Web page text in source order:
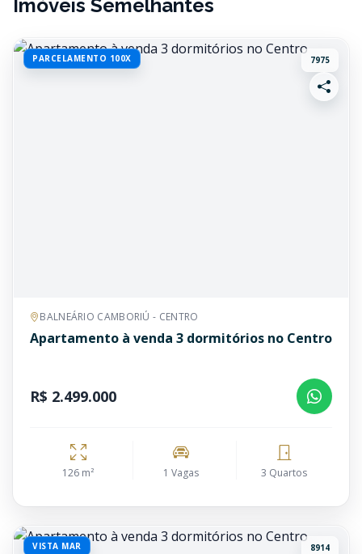
Imóveis Semelhantes
PARCELAMENTO 100X 7975
BALNEÁRIO CAMBORIÚ - CENTRO
Apartamento à venda 3 dormitórios no Centro
R$ 2.499.000
126 m² 1 Vagas 3 Quartos
VISTA MAR 8914